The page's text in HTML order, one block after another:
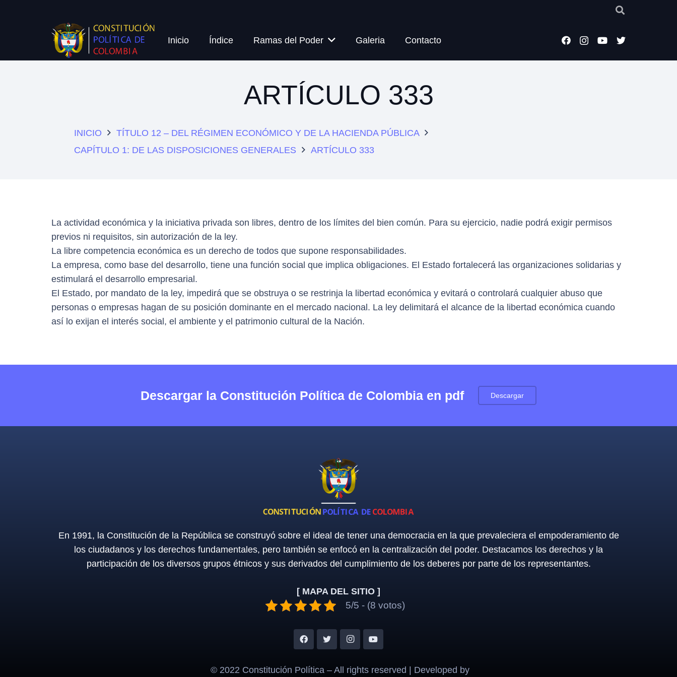
Inicio Índice Ramas del Poder Galeria Contacto
ARTÍCULO 333
INICIO
TÍTULO 12 – DEL RÉGIMEN ECONÓMICO Y DE LA HACIENDA PÚBLICA
CAPÍTULO 1: DE LAS DISPOSICIONES GENERALES
ARTÍCULO 333
La actividad económica y la iniciativa privada son libres, dentro de los límites del bien común. Para su ejercicio, nadie podrá exigir permisos
previos ni requisitos, sin autorización de la ley.
La libre competencia económica es un derecho de todos que supone responsabilidades.
La empresa, como base del desarrollo, tiene una función social que implica obligaciones. El Estado fortalecerá las organizaciones solidarias y
estimulará el desarrollo empresarial.
El Estado, por mandato de la ley, impedirá que se obstruya o se restrinja la libertad económica y evitará o controlará cualquier abuso que
personas o empresas hagan de su posición dominante en el mercado nacional. La ley delimitará el alcance de la libertad económica cuando
así lo exijan el interés social, el ambiente y el patrimonio cultural de la Nación.
Descargar la Constitución Política de Colombia en pdf Descargar
En 1991, la Constitución de la República se construyó sobre el ideal de tener una democracia en la que prevaleciera el empoderamiento de
los ciudadanos y los derechos fundamentales, pero también se enfocó en la centralización del poder. Destacamos los derechos y la
participación de los diversos grupos étnicos y sus derivados del cumplimiento de los deberes por parte de los representantes.
[ MAPA DEL SITIO ]
5/5 - (8 votos)
© 2022 Constitución Política – All rights reserved | Developed by